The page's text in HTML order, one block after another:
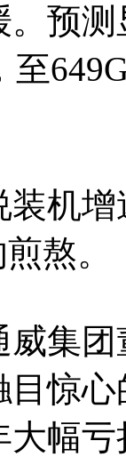
预
至
机
熬。
集
目惊
幅